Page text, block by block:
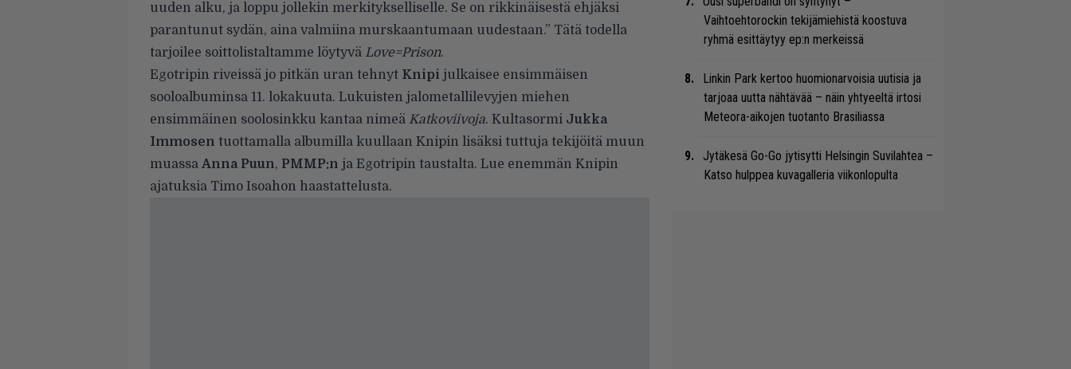
uuden alku, ja loppu jollekin merkitykselliselle. Se on rikkinäisestä ehjäksi
parantunut sydän, aina valmiina murskaantumaan uudestaan.” Tätä todella
tarjoilee soittolistaltamme löytyvä Love=Prison.
Egotripin riveissä jo pitkän uran tehnyt Knipi julkaisee ensimmäisen
sooloalbuminsa 11. lokakuuta. Lukuisten jalometallilevyjen miehen
ensimmäinen soolosinkku kantaa nimeä Katkoviivoja. Kultasormi Jukka
Immosen tuottamalla albumilla kuullaan Knipin lisäksi tuttuja tekijöitä muun
muassa Anna Puun, PMMP:n ja Egotripin taustalta. Lue enemmän Knipin
ajatuksia Timo Isoahon haastattelusta.
Vaihtoehtorockin tekijämiehistä koostuva
ryhmä esittäytyy ep:n merkeissä
Linkin Park kertoo huomionarvoisia uutisia ja
tarjoaa uutta nähtävää – näin yhtyeeltä irtosi
Meteora-aikojen tuotanto Brasiliassa
Jytäkesä Go-Go jytisytti Helsingin Suvilahtea –
Katso hulppea kuvagalleria viikonlopulta